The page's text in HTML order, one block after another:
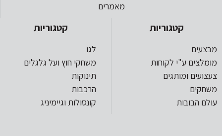
מאמרים
קטגוריות
מבצעים
מומלצים ע"י לקוחות
צעצועים ומותגים
משחקים
עולם הבובות
קטגוריות
לגו
משחקי חוץ ועל גלגלים
תינוקות
הרכבות
קונסולות וגיימיניג